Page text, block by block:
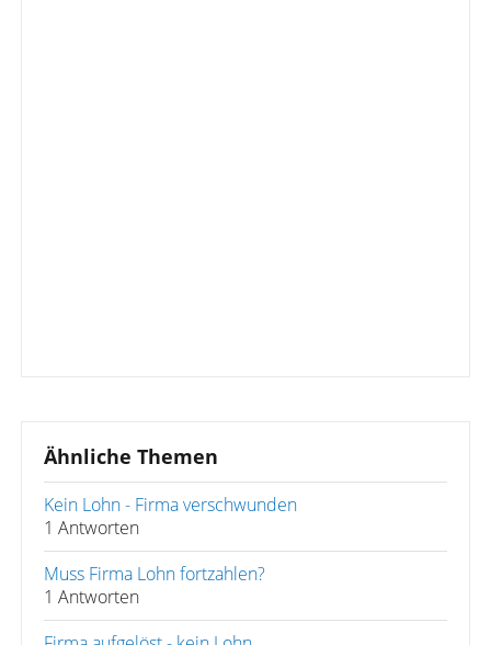
Ähnliche Themen
Kein Lohn - Firma verschwunden
1 Antworten
Muss Firma Lohn fortzahlen?
1 Antworten